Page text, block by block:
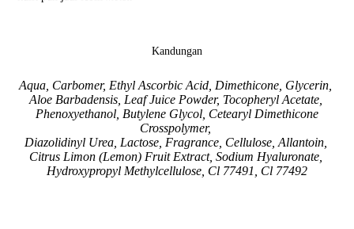
Kandungan
Aqua, Carbomer, Ethyl Ascorbic Acid, Dimethicone, Glycerin,
Aloe Barbadensis, Leaf Juice Powder, Tocopheryl Acetate,
Phenoxyethanol, Butylene Glycol, Cetearyl Dimethicone
Crosspolymer,
Diazolidinyl Urea, Lactose, Fragrance, Cellulose, Allantoin,
Citrus Limon (Lemon) Fruit Extract, Sodium Hyaluronate,
Hydroxypropyl Methylcellulose, Cl 77491, Cl 77492